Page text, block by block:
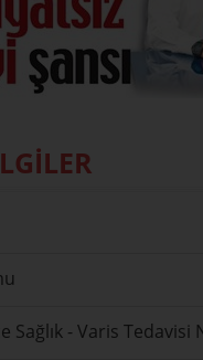
Sağlık - Varis Tedavisi